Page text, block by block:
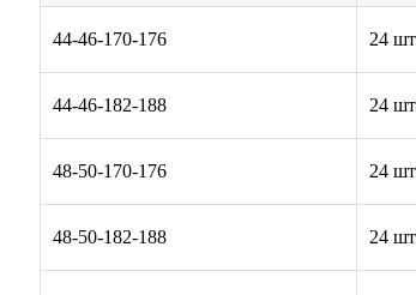
44-46-170-176 24
44-46-182-188 24
48-50-170-176 24
48-50-182-188 24